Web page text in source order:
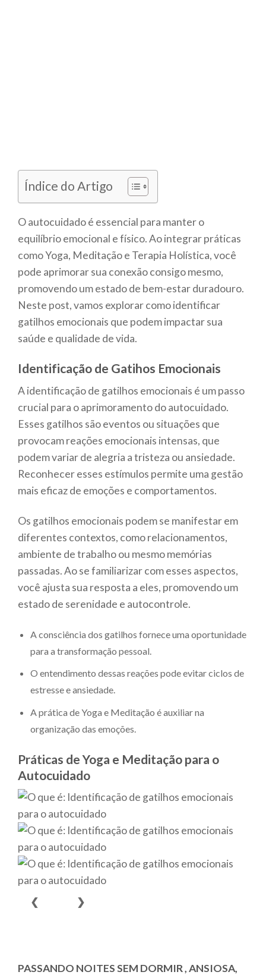
Índice do Artigo
O autocuidado é essencial para manter o
equilíbrio emocional e físico. Ao integrar práticas
como Yoga, Meditação e Terapia Holística, você
pode aprimorar sua conexão consigo mesmo,
promovendo um estado de bem-estar duradouro.
Neste post, vamos explorar como identificar
gatilhos emocionais que podem impactar sua
saúde e qualidade de vida.
Identificação de Gatihos Emocionais
A identificação de gatilhos emocionais é um passo
crucial para o aprimoramento do autocuidado.
Esses gatilhos são eventos ou situações que
provocam reações emocionais intensas, que
podem variar de alegria a tristeza ou ansiedade.
Reconhecer esses estímulos permite uma gestão
mais eficaz de emoções e comportamentos.
Os gatilhos emocionais podem se manifestar em
diferentes contextos, como relacionamentos,
ambiente de trabalho ou mesmo memórias
passadas. Ao se familiarizar com esses aspectos,
você ajusta sua resposta a eles, promovendo um
estado de serenidade e autocontrole.
A consciência dos gatilhos fornece uma oportunidade
para a transformação pessoal.
O entendimento dessas reações pode evitar ciclos de
estresse e ansiedade.
A prática de Yoga e Meditação é auxiliar na
organização das emoções.
Práticas de Yoga e Meditação para o
Autocuidado
❮ ❯
PASSANDO NOITES SEM DORMIR , ANSIOSA,